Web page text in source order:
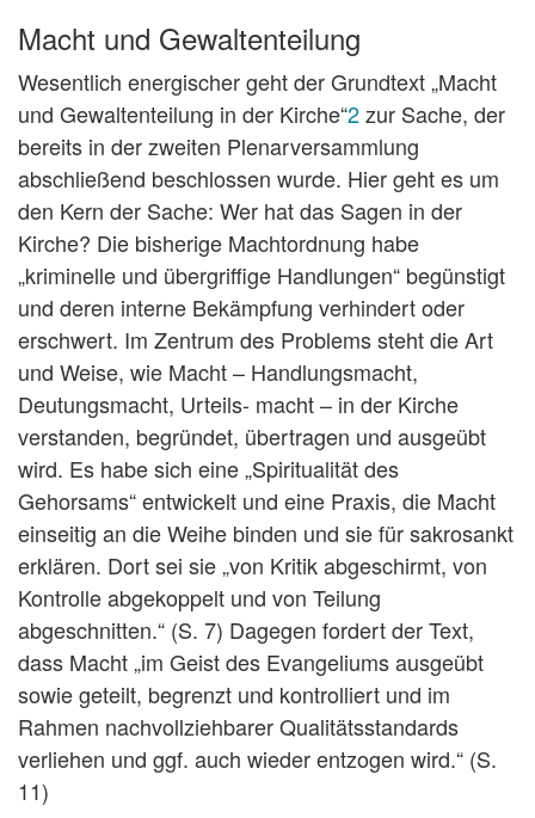
Macht und Gewaltenteilung
Wesentlich energischer geht der Grundtext „Macht
und Gewaltenteilung in der Kirche“2zur Sache, der
bereits in der zweiten Plenarversammlung
abschließend beschlossen wurde. Hier geht es um
den Kern der Sache: Wer hat das Sagen in der
Kirche? Die bisherige Machtordnung habe
„kriminelle und übergriffige Handlungen“ begünstigt
und deren interne Bekämpfung verhindert oder
erschwert. Im Zentrum des Problems steht die Art
und Weise, wie Macht – Handlungsmacht,
Deutungsmacht, Urteils- macht – in der Kirche
verstanden, begründet, übertragen und ausgeübt
wird. Es habe sich eine „Spiritualität des
Gehorsams“ entwickelt und eine Praxis, die Macht
einseitig an die Weihe binden und sie für sakrosankt
erklären. Dort sei sie „von Kritik abgeschirmt, von
Kontrolle abgekoppelt und von Teilung
abgeschnitten.“ (S. 7) Dagegen fordert der Text,
dass Macht „im Geist des Evangeliums ausgeübt
sowie geteilt, begrenzt und kontrolliert und im
Rahmen nachvollziehbarer Qualitätsstandards
verliehen und ggf. auch wieder entzogen wird.“ (S.
11)